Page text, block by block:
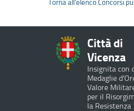
Torna all’elenco Concorsi
Città di
Vicenza
Insignita con
Medaglie
Valore
per il
la Resistenza